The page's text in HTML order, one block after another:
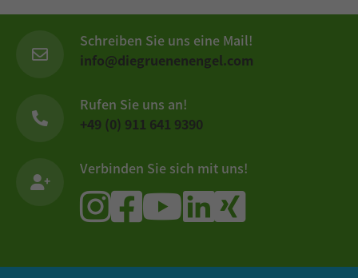
Schreiben Sie uns eine Mail!
info@diegruenenengel.com
Rufen Sie uns an!
+49 (0) 911 641 9390
Verbinden Sie sich mit uns!